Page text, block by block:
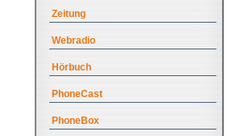
Zeitung
Webradio
Hörbuch
PhoneCast
PhoneBox